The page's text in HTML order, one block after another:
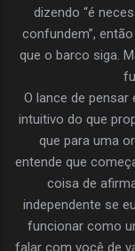
dizendo “é
confundem”,
que o barco siga.
O lance de
intuitivo do que
que para uma
entende que
coisa de
independente se
funcionar como
falar com você de